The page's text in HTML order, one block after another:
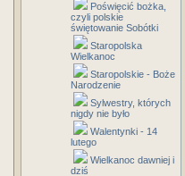
Poświęcić bożka,
czyli polskie
świętowanie Sobótki
Staropolska
Wielkanoc
Staropolskie - Boże
Narodzenie
Sylwestry, których
nigdy nie było
Walentynki - 14
lutego
Wielkanoc dawniej i
dziś